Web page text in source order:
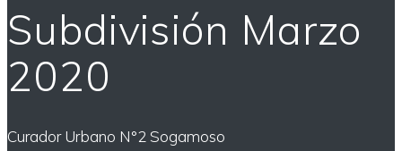
Subdivisión Marzo
2020
Curador Urbano N°2 Sogamoso